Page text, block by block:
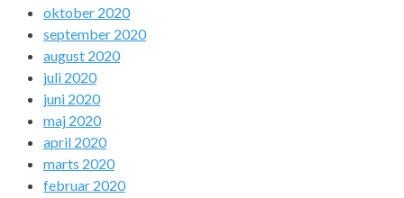
oktober 2020
september 2020
august 2020
juli 2020
juni 2020
maj 2020
april 2020
marts 2020
februar 2020